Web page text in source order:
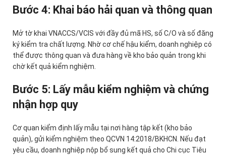
Bước 4: Khai báo hải quan và thông quan
Mở tờ khai VNACCS/VCIS với đầy đủ mã HS, số C/O và số đăng
ký kiểm tra chất lượng. Nhờ cơ chế hậu kiểm, doanh nghiệp có
thể được thông quan và đưa hàng về kho bảo quản trong khi
chờ kết quả kiểm nghiệm.
Bước 5: Lấy mẫu kiểm nghiệm và chứng
nhận hợp quy
Cơ quan kiểm định lấy mẫu tại nơi hàng tập kết (kho bảo
quản), gửi kiểm nghiệm theo QCVN 14:2018/BKHCN. Nếu đạt
yêu cầu, doanh nghiệp nộp bổ sung kết quả cho Chi cục Tiêu